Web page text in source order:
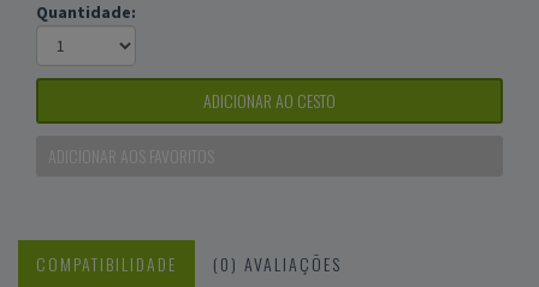
Quantidade:
ADICIONAR AO CESTO
ADICIONAR AOS FAVORITOS
COMPATIBILIDADE
(0) AVALIAÇÕES